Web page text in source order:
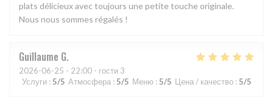
plats délicieux avec toujours une petite touche originale.
Nous nous sommes régalés !
Guillaume G
2026-06-25 - 22:00 - гости 3
Услуги : 5/5 Атмосфера : 5/5 Меню : 5/5 Цена / качество : 5/5